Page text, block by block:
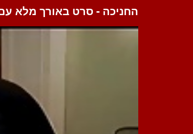
החניכה - סרט באורך מלא עם